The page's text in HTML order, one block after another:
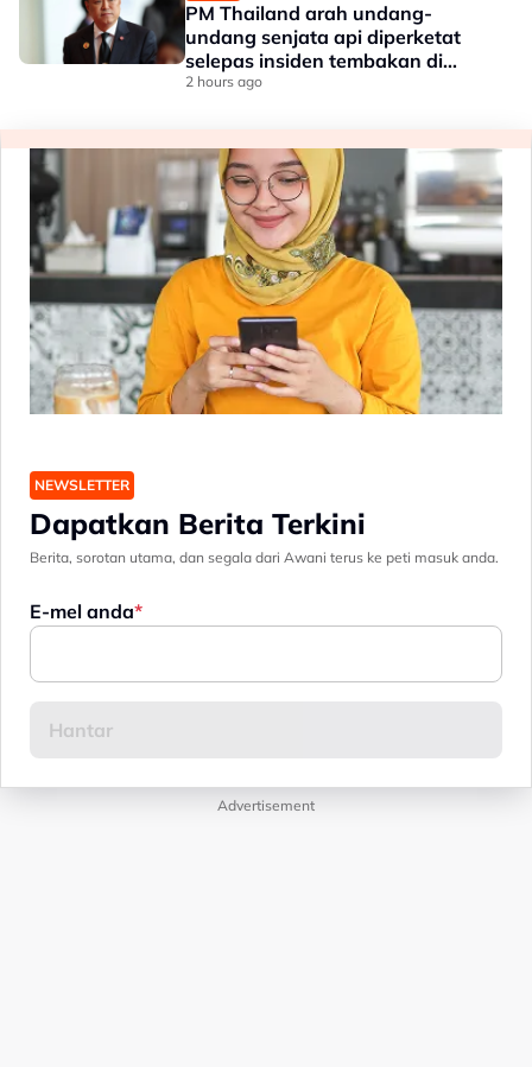
PM Thailand arah undang-
undang senjata api diperketat
selepas insiden tembakan di
sekolah
2 hours ago
NEWSLETTER
Dapatkan Berita Terkini
Berita, sorotan utama, dan segala dari Awani terus ke peti masuk anda.
E-mel anda
Advertisement